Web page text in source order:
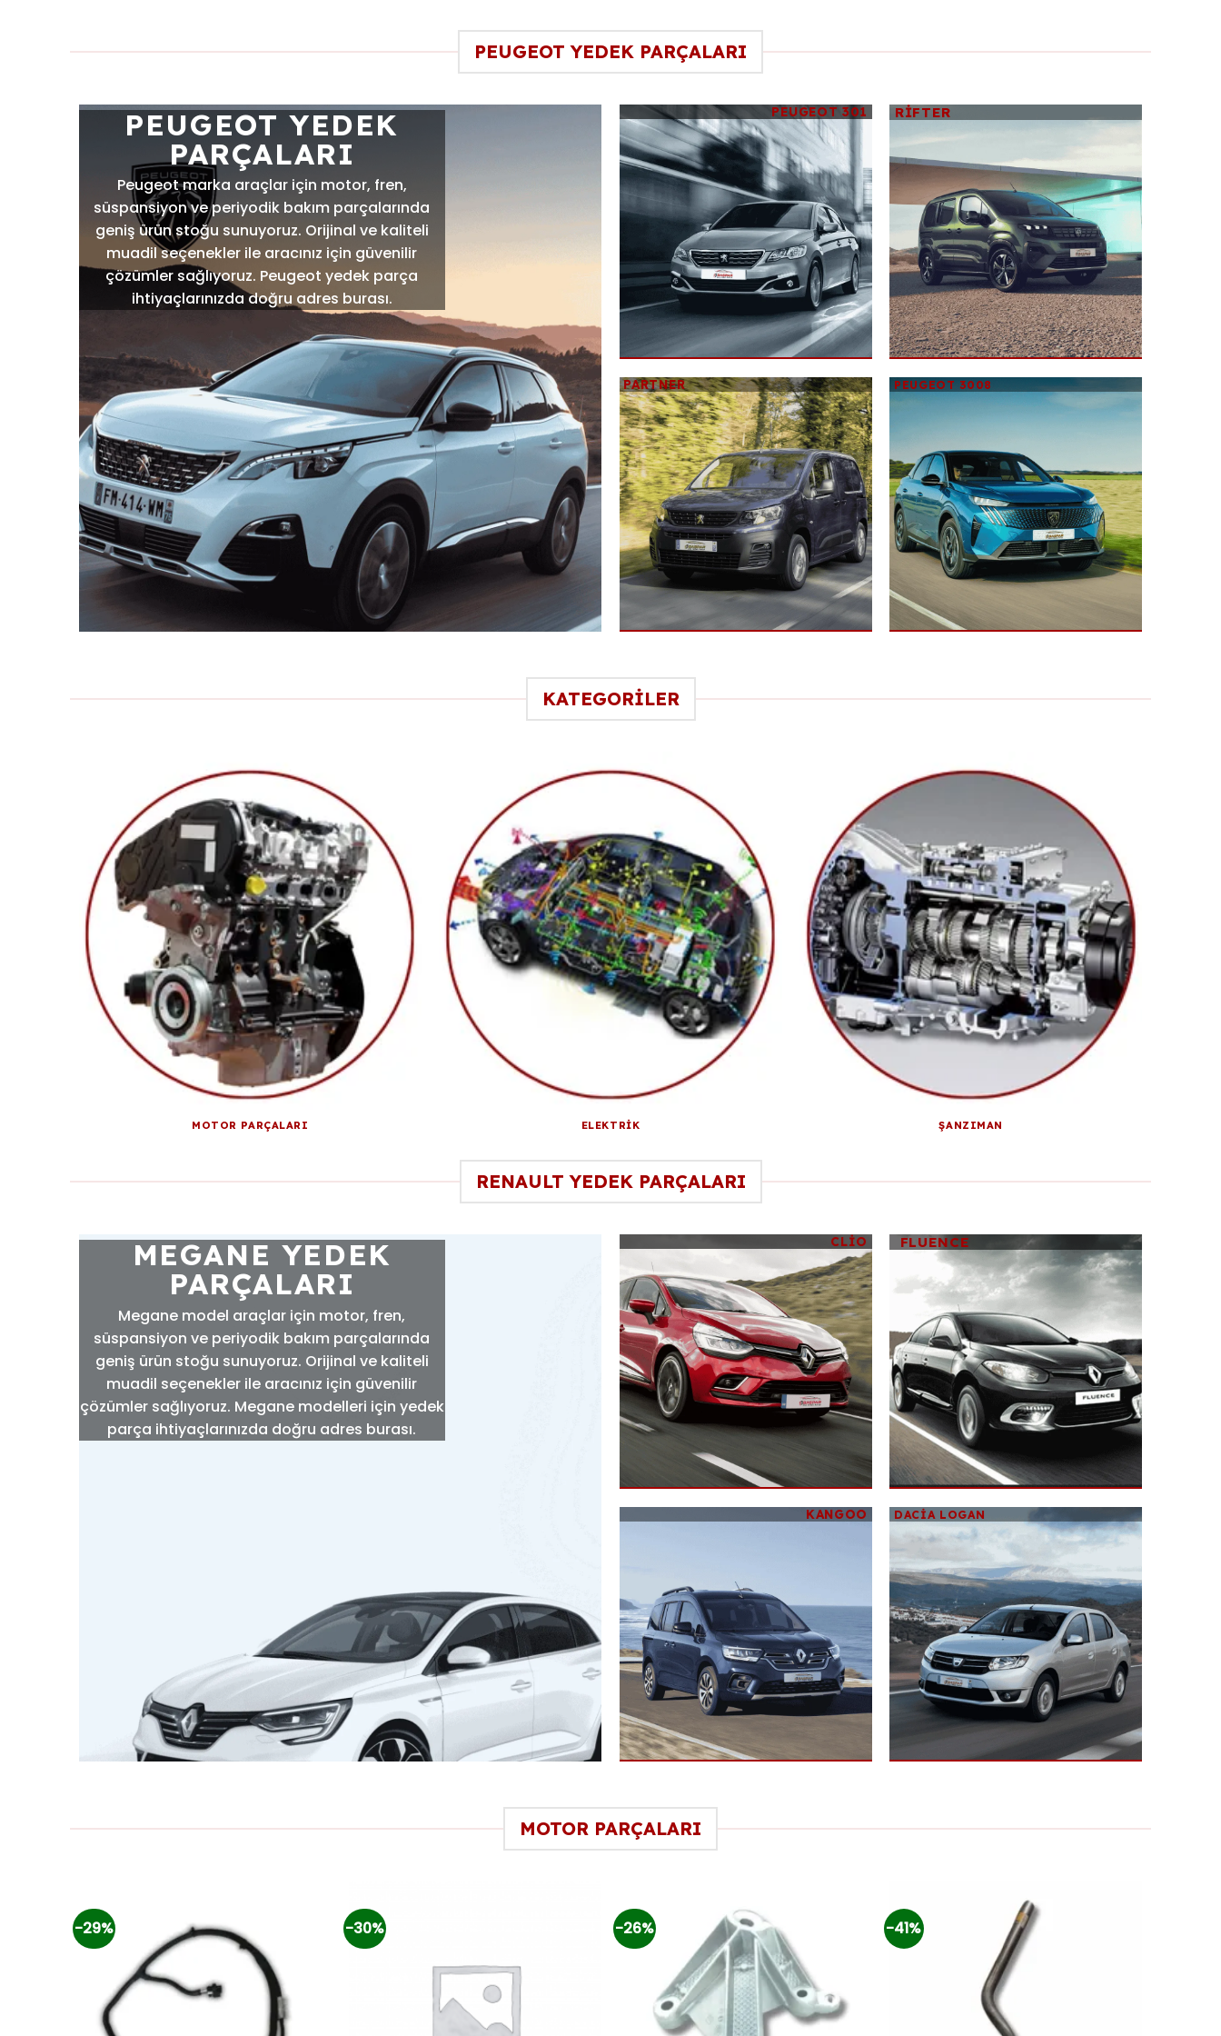
PEUGEOT YEDEK PARÇALARI
PEUGEOT YEDEK
PARÇALARI
Peugeot marka araçlar için motor, fren,
süspansiyon ve periyodik bakım parçalarında
geniş ürün stoğu sunuyoruz. Orijinal ve kaliteli
muadil seçenekler ile aracınız için güvenilir
çözümler sağlıyoruz. Peugeot yedek parça
ihtiyaçlarınızda doğru adres burası.
PEUGEOT 301 RIFTER
PARTNER PEUGEOT 3008
KATEGORİLER
MOTOR PARÇALARI ELEKTRİK ŞANZIMAN
RENAULT YEDEK PARÇALARI
MEGANE YEDEK
PARÇALARI
Megane model araçlar için motor, fren,
süspansiyon ve periyodik bakım parçalarında
geniş ürün stoğu sunuyoruz. Orijinal ve kaliteli
muadil seçenekler ile aracınız için güvenilir
çözümler sağlıyoruz. Megane modelleri için yedek
parça ihtiyaçlarınızda doğru adres burası.
CLIO FLUENCE
KANGOO DACIA LOGAN
MOTOR PARÇALARI
-29% -30% -26% -41%